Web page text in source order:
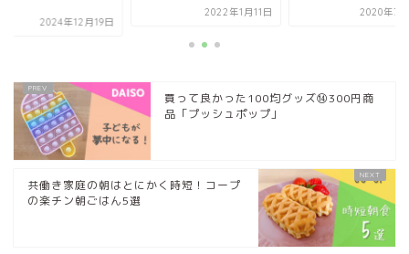
2020年7月27日
買って良かった100均グッズ⑭300円商
品「プッシュポップ」
共働き家庭の朝はとにかく時短！コープ
の楽チン朝ごはん5選